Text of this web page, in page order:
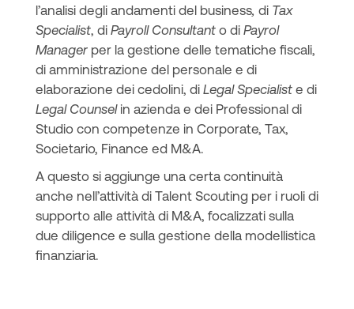
l’analisi degli andamenti del business, di Tax
Specialist, di Payroll Consultant o di Payrol
Managerper la gestione delle tematiche fiscali,
di amministrazione del personale e di
elaborazione dei cedolini, di Legal Specialist e di
Legal Counselin azienda e dei Professional di
Studio con competenze in Corporate, Tax,
Societario, Finance ed M&A.
A questo si aggiunge una certa continuità
anche nell’attività di Talent Scouting per i ruoli di
supporto alle attività di M&A, focalizzati sulla
due diligence e sulla gestione della modellistica
finanziaria.